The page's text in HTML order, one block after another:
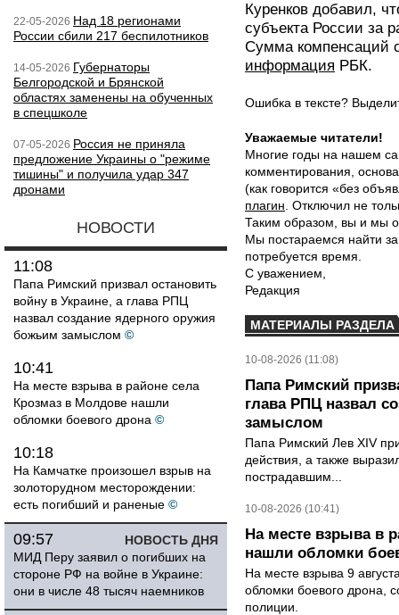
22-05-2026 Над 18 регионами
России сбили 217 беспилотников
14-05-2026 Губернаторы
Белгородской и Брянской
областях заменены на обученных
в спецшколе
07-05-2026 Россия не приняла
предложение Украины о "режиме
тишины" и получила удар 347
дронами
НОВОСТИ
11:08
Папа Римский призвал остановить
войну в Украине, а глава РПЦ
назвал создание ядерного оружия
божьим замыслом ©
10:41
На месте взрыва в районе села
Крозмаз в Молдове нашли
обломки боевого дрона ©
10:18
На Камчатке произошел взрыв на
золоторудном месторождении:
есть погибший и раненые ©
НОВОСТЬ ДНЯ
09:57
МИД Перу заявил о погибших на
стороне РФ на войне в Украине:
они в числе 48 тысяч наемников
Куренков добавил,
субъекта России за
Сумма компенсаций
информация РБК.
Ошибка в тексте?
Уважаемые читатели!
Многие годы на нашем
комментирования,
(как говорится «без
плагин . Отключил не
Таким образом, вы и мы
Мы постараемся найти
потребуется время.
С уважением,
Редакция
МАТЕРИАЛЫ РАЗДЕЛА
10-08-2026 (11:08)
Папа Римский
глава РПЦ назвал
замыслом
Папа Римский Лев XIV
действия, а также
пострадавшим...
10-08-2026 (10:41)
На месте взрыва в
нашли обломки
На месте взрыва 9
обломки боевого дрона,
полиции.